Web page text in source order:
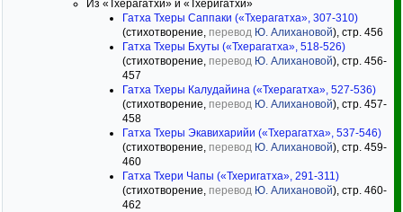
Из «Тхерагатхи» и «Тхеригатхи»
Гатха Тхеры Саппаки («Тхерагатха», 307-310)
(стихотворение, перевод Ю. Алихановой), стр. 456
Гатха Тхеры Бхуты («Тхерагатха», 518-526)
(стихотворение, перевод Ю. Алихановой), стр. 456-
457
Гатха Тхеры Калудайина («Тхерагатха», 527-536)
(стихотворение, перевод Ю. Алихановой), стр. 457-
458
Гатха Тхеры Экавихарийи («Тхерагатха», 537-546)
(стихотворение, перевод Ю. Алихановой), стр. 459-
460
Гатха Тхери Чапы («Тхеригатха», 291-311)
(стихотворение, перевод Ю. Алихановой), стр. 460-
462